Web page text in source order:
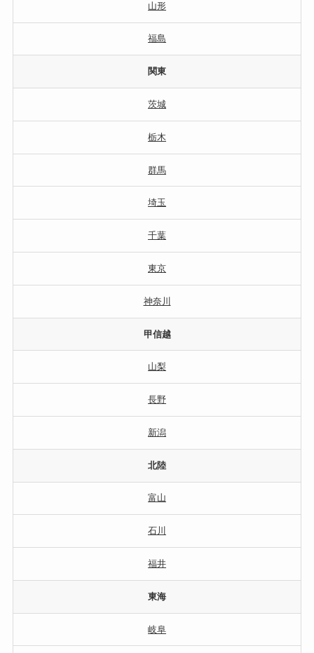
山形
福島
関東
茨城
栃木
群馬
埼玉
千葉
東京
神奈川
甲信越
山梨
長野
新潟
北陸
富山
石川
福井
東海
岐阜